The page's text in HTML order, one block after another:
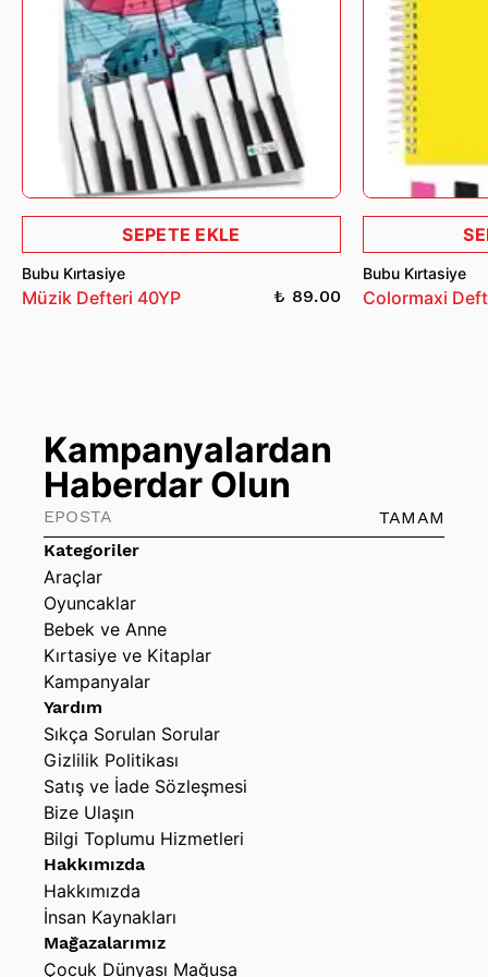
SEPETE EKLE
Bubu Kırtasiye
Müzik Defteri 40YP ₺ 89.00
Bubu Kırtasiye
Colormaxi
Kategoriler
Araçlar
Oyuncaklar
Bebek ve Anne
Kırtasiye ve Kitaplar
Kampanyalar
Yardım
Sıkça Sorulan Sorular
Gizlilik Politikası
Satış ve İade Sözleşmesi
Bize Ulaşın
Bilgi Toplumu Hizmetleri
Hakkımızda
Hakkımızda
İnsan Kaynakları
Mağazalarımız
Çocuk Dünyası Mağusa
Kampanyalardan
Haberdar Olun
TAMAM